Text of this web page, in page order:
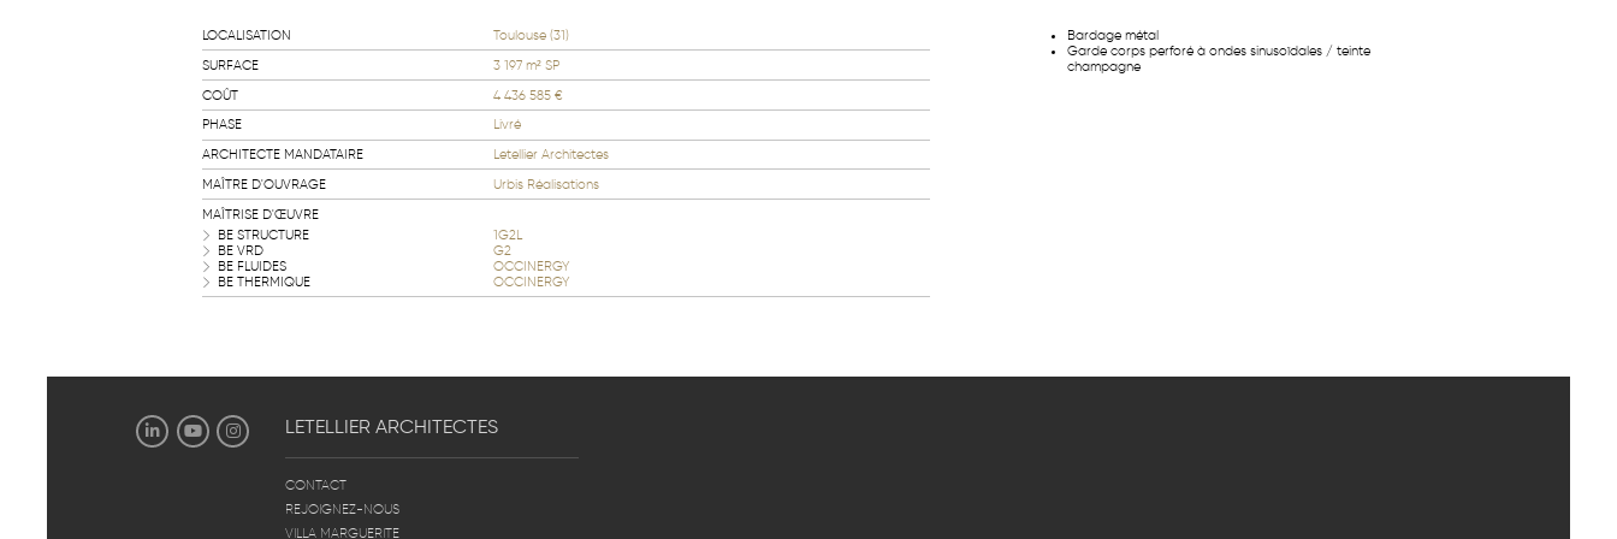
LOCALISATION
Toulouse (31)
SURFACE
3 197 m² SP
COÛT
4 436 585 €
PHASE
Livré
ARCHITECTE MANDATAIRE
Letellier Architectes
MAÎTRE D'OUVRAGE
Urbis Réalisations
MAÎTRISE D'ŒUVRE
BE STRUCTURE
1G2L
BE VRD
G2
BE FLUIDES
OCCINERGY
BE THERMIQUE
OCCINERGY
Bardage métal
Garde corps perforé à ondes sinusoïdales / teinte
champagne
LETELLIER ARCHITECTES
CONTACT
REJOIGNEZ-NOUS
VILLA MARGUERITE